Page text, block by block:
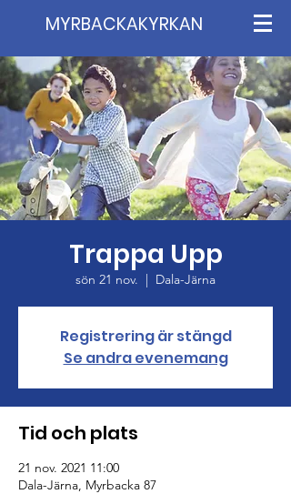
MYRBACKAKYRKAN
Trappa Upp
sön 21 nov.
  |
Dala-Järna
Registrering är stängd
Se andra evenemang
Tid och plats
21 nov. 2021 11:00
Dala-Järna, Myrbacka 87